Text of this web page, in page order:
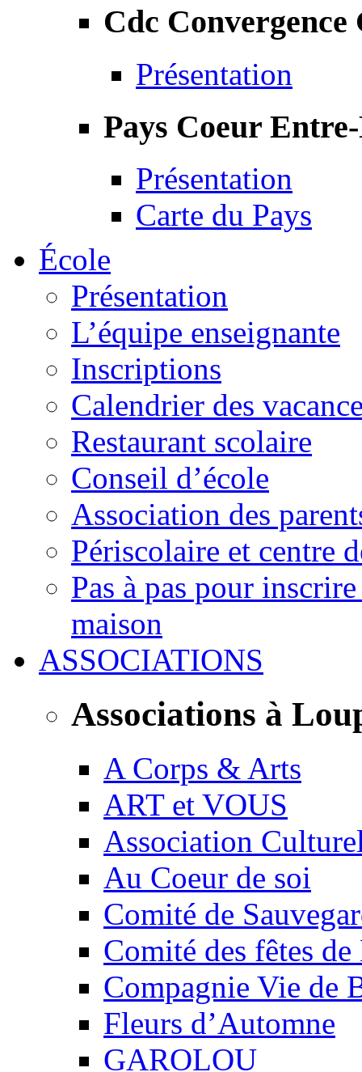
Cdc Convergence
Présentation
Pays Coeur
Présentation
Carte du Pays
École
Présentation
L’équipe enseignante
Inscriptions
Calendrier des
Restaurant scolaire
Conseil d’école
Association des
Périscolaire et centre
Pas à pas pour
maison
ASSOCIATIONS
Associations à
A Corps & Arts
ART et VOUS
Association
Au Coeur de soi
Comité de
Comité des fêtes
Compagnie Vie de
Fleurs d’Automne
GAROLOU